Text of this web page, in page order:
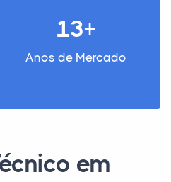
13+
Anos de Mercado
em